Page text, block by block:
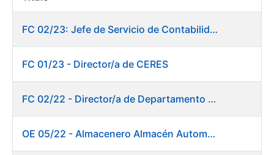
Mostrar/Ocultar
Mostrar/Ocultar
Mostrar/Ocultar
FC 02/23: Jefe de Servicio de Contabilidad
FC 01/23 - Director/a de CERES
FC 02/22 - Director/a de Departamento de Fábrica de Papel en Burgos
OE 05/22 - Almacenero Almacén Automático